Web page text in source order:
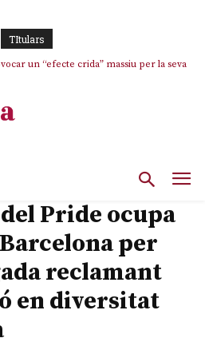
TItulars
un “efecte crida” massiu per la seva
Pride ocupa
per
reclamant
en diversitat